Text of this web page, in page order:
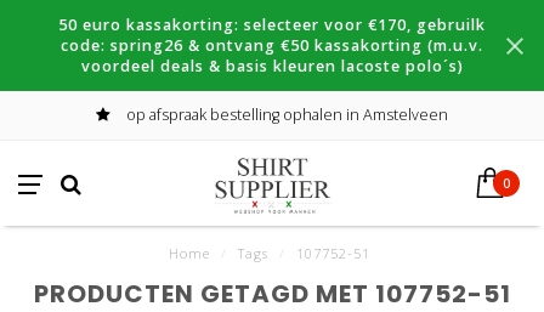
50 euro kassakorting: selecteer voor €170, gebruilk
code: spring26 & ontvang €50 kassakorting (m.u.v.
voordeel deals & basis kleuren lacoste polo´s)
op afspraak bestelling ophalen in Amstelveen
0
Home Tags 107752-51
PRODUCTEN GETAGD MET 107752-51